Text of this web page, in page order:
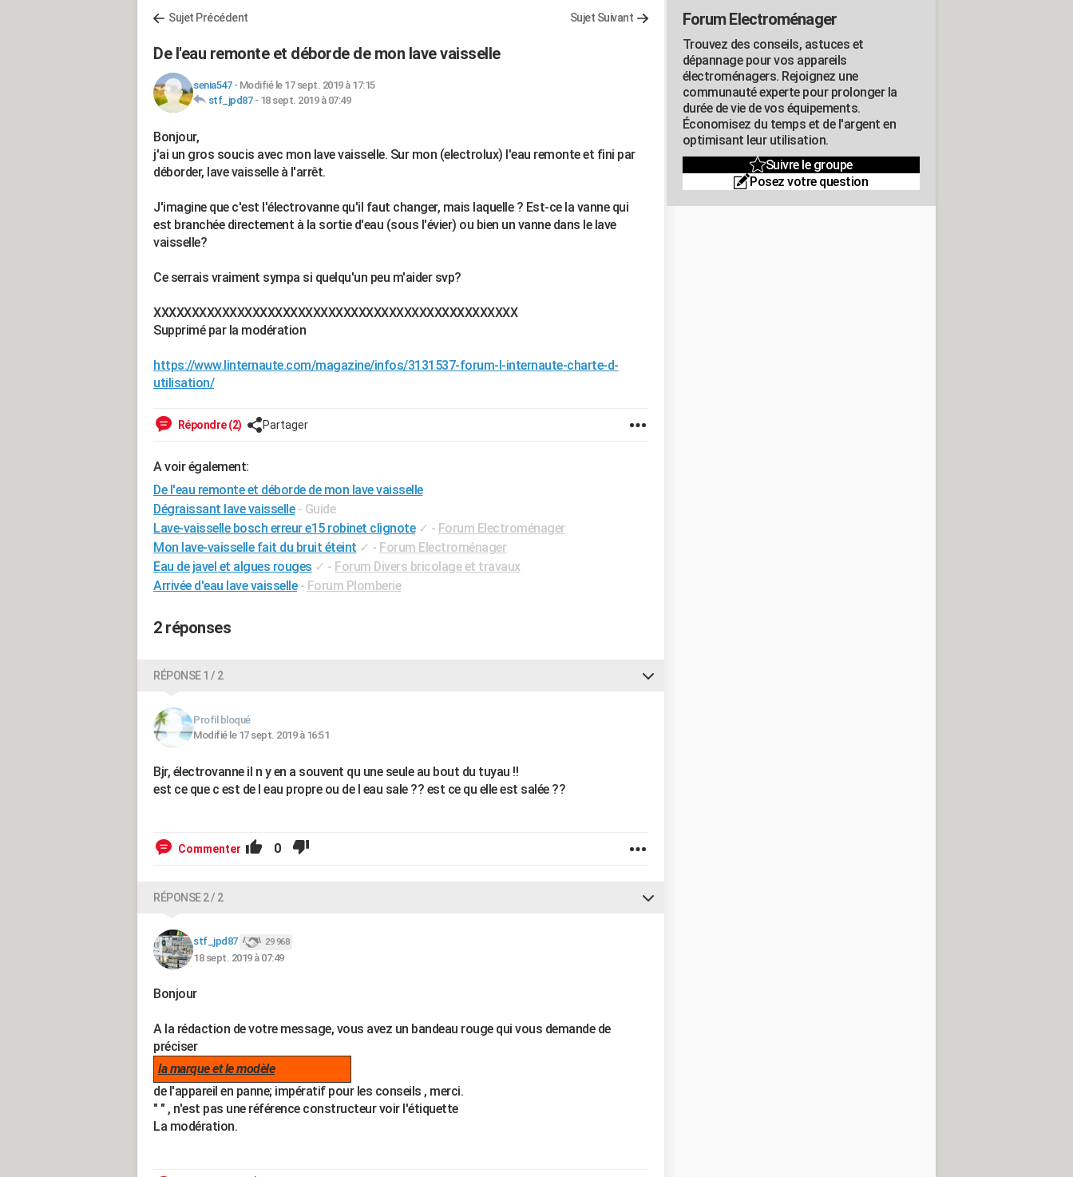
Sujet Précédent Sujet Suivant
De l'eau remonte et déborde de mon lave vaisselle
senia547- Modifié le 17 sept. 2019 à 17:15
stf_jpd87- 18 sept. 2019 à 07:49
Bonjour,
j'ai un gros soucis avec mon lave vaisselle. Sur mon (electrolux) l'eau remonte et fini par
déborder, lave vaisselle à l'arrêt.
J'imagine que c'est l'électrovanne qu'il faut changer, mais laquelle ? Est-ce la vanne qui
est branchée directement à la sortie d'eau (sous l'évier) ou bien un vanne dans le lave
vaisselle?
Ce serrais vraiment sympa si quelqu'un peu m'aider svp?
XXXXXXXXXXXXXXXXXXXXXXXXXXXXXXXXXXXXXXXXXXXXXXXX
Supprimé par la modération
https://www.linternaute.com/magazine/infos/3131537-forum-l-internaute-charte-d-
utilisation/
Répondre (2) Partager
A voir également:
De l'eau remonte et déborde de mon lave vaisselle
Dégraissant lave vaisselle - Guide
Lave-vaisselle bosch erreur e15 robinet clignote ✓ - Forum Electroménager
Mon lave-vaisselle fait du bruit éteint ✓ - Forum Electroménager
Eau de javel et algues rouges ✓ - Forum Divers bricolage et travaux
Arrivée d'eau lave vaisselle - Forum Plomberie
2 réponses
RÉPONSE 1 / 2
Profil bloqué
Modifié le 17 sept. 2019 à 16:51
Bjr, électrovanne il n y en a souvent qu une seule au bout du tuyau !!
est ce que c est de l eau propre ou de l eau sale ?? est ce qu elle est salée ??
Commenter 0
RÉPONSE 2 / 2
stf_jpd87 29 968
18 sept. 2019 à 07:49
Bonjour
A la rédaction de votre message, vous avez un bandeau rouge qui vous demande de
préciser
la marque et le modèle
de l'appareil en panne; impératif pour les conseils , merci.
" " , n'est pas une référence constructeur voir l'étiquette
La modération.
Forum Electroménager
Trouvez des conseils, astuces et
dépannage pour vos appareils
électroménagers. Rejoignez une
communauté experte pour prolonger la
durée de vie de vos équipements.
Économisez du temps et de l'argent en
optimisant leur utilisation.
Suivre le groupe
Posez votre question